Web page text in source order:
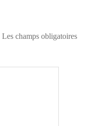
Les champs obligatoires